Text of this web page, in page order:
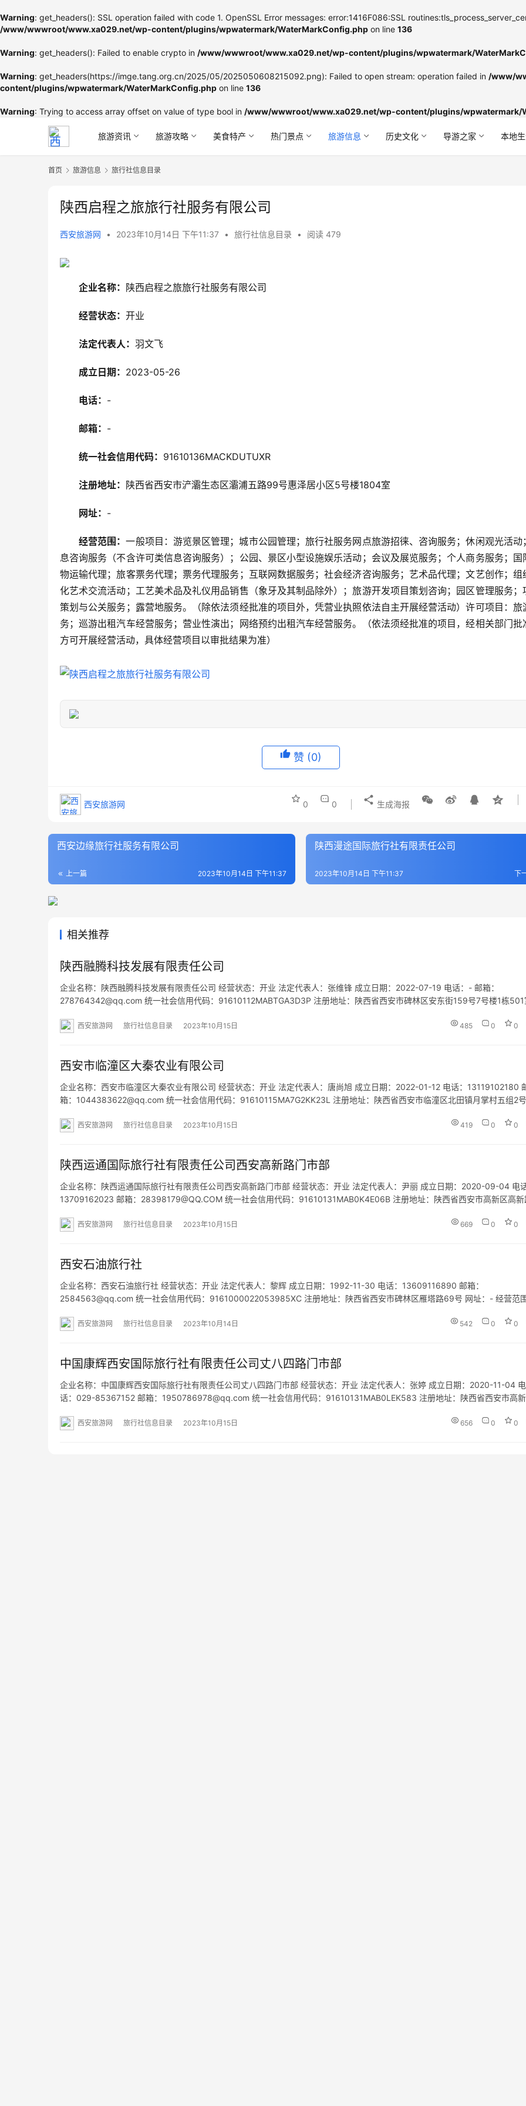
Warning: get_headers(): SSL operation failed with code 1. OpenSSL Error messages: error:1416F086:SSL
/www/wwwroot/www.xa029.net/wp-content/plugins/wpwatermark/WaterMarkConfig.php on line 136
Warning: get_headers(): Failed to enable crypto in /www/wwwroot/www.xa029.net/wp-content/plugins/wpwatermark/
Warning: get_headers(https://imge.tang.org.cn/2025/05/2025050608215092.png): Failed to open stream: operation failed in /www/
content/plugins/wpwatermark/WaterMarkConfig.php on line 136
Warning: Trying to access array offset on value of type bool in /www/wwwroot/www.xa029.net/wp-content/plugins/wpwatermark/
旅游资讯 旅游攻略 美食特产 热门景点 旅游信息 历史文化 导游之家 本地
首页 旅游信息 旅行社信息目录
陕西启程之旅旅行社服务有限公司
西安旅游网 • 2023年10月14日 下午11:37 • 旅行社信息目录 • 阅读 479
企业名称： 陕西启程之旅旅行社服务有限公司
经营状态： 开业
法定代表人： 羽文飞
成立日期： 2023-05-26
电话： -
邮箱： -
统一社会信用代码： 91610136MACKDUTUXR
注册地址： 陕西省西安市浐灞生态区灞浦五路99号惠泽居小区5号楼1804室
网址： -
经营范围：一般项目：游览景区管理；城市公园管理；旅行社服务网点旅游招徕、咨询服务；休闲观光活动
息咨询服务（不含许可类信息咨询服务）；公园、景区小型设施娱乐活动；会议及展览服务；个人商务服务；国
物运输代理；旅客票务代理；票务代理服务；互联网数据服务；社会经济咨询服务；艺术品代理；文艺创作；组
化艺术交流活动；工艺美术品及礼仪用品销售（象牙及其制品除外）；旅游开发项目策划咨询；园区管理服务；
策划与公关服务；露营地服务。（除依法须经批准的项目外，凭营业执照依法自主开展经营活动）许可项目：旅
务；巡游出租汽车经营服务；营业性演出；网络预约出租汽车经营服务。（依法须经批准的项目，经相关部门批
方可开展经营活动，具体经营项目以审批结果为准）
赞 (0)
西安旅游网 0 0 生成海报
西安边缘旅行社服务有限公司
上一篇 2023年10月14日 下午11:37
陕西漫途国际旅行社有限责任公司
下
2023年10月14日 下午11:37
相关推荐
陕西融腾科技发展有限责任公司
企业名称：陕西融腾科技发展有限责任公司 经营状态：开业 法定代表人：张维锋 成立日期：2022-07-19 电话：- 邮箱：
278764342@qq.com 统一社会信用代码：91610112MABTGA3D3P 注册地址：陕西省西安市碑林区安东街159号7号楼1栋501
西安旅游网 旅行社信息目录 2023年10月15日 485 0 0
西安市临潼区大秦农业有限公司
企业名称：西安市临潼区大秦农业有限公司 经营状态：开业 法定代表人：唐尚旭 成立日期：2022-01-12 电话：13119102180
箱：1044383622@qq.com 统一社会信用代码：91610115MA7G2KK23L 注册地址：陕西省西安市临潼区北田镇月掌村五组2
西安旅游网 旅行社信息目录 2023年10月15日 419 0 0
陕西运通国际旅行社有限责任公司西安高新路门市部
企业名称：陕西运通国际旅行社有限责任公司西安高新路门市部 经营状态：开业 法定代表人：尹丽 成立日期：2020-09-04 电话
13709162023 邮箱：28398179@QQ.COM 统一社会信用代码：91610131MAB0K4E06B 注册地址：陕西省西安市高新区高新
西安旅游网 旅行社信息目录 2023年10月15日 669 0 0
西安石油旅行社
企业名称：西安石油旅行社 经营状态：开业 法定代表人：黎辉 成立日期：1992-11-30 电话：13609116890 邮箱：
2584563@qq.com 统一社会信用代码：9161000022053985XC 注册地址：陕西省西安市碑林区雁塔路69号 网址：- 经营范
西安旅游网 旅行社信息目录 2023年10月14日 542 0 0
中国康辉西安国际旅行社有限责任公司丈八四路门市部
企业名称：中国康辉西安国际旅行社有限责任公司丈八四路门市部 经营状态：开业 法定代表人：张婷 成立日期：2020-11-04 电
话：029-85367152 邮箱：1950786978@qq.com 统一社会信用代码：91610131MAB0LEK583 注册地址：陕西省西安市高
西安旅游网 旅行社信息目录 2023年10月15日 656 0 0